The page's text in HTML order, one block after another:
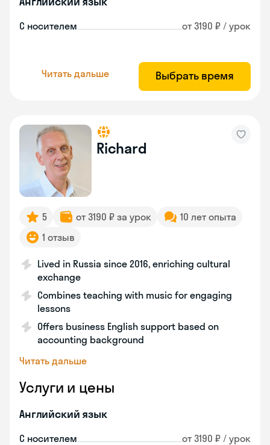
С носителем от 3190 ₽ / урок
Читать дальше Выбрать время
Richard
5 от 3190 ₽ за урок
10 лет опыта
1 отзыв
Lived in Russia since 2016, enriching cultural
exchange
Combines teaching with music for engaging
lessons
Offers business English support based on
accounting background
Читать дальше
Услуги и цены
Английский язык
С носителем от 3190 ₽ / урок